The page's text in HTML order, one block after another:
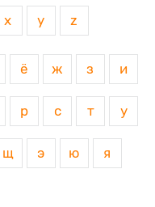
x y z
ё ж з и
р с т у
щ э ю я